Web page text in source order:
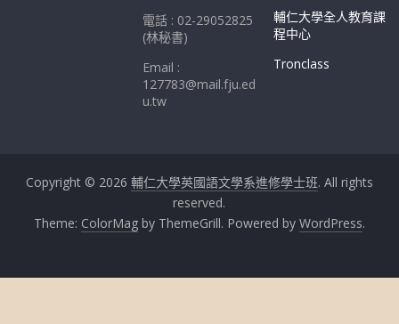
電話 : 02-29052825
(林秘書)
Email :
127783@mail.fju.ed
u.tw
輔仁大學全人教育課
程中心
Tronclass
Copyright © 2026 輔仁大學英國語文學系進修學士班. All rights
reserved.
Theme: ColorMagby ThemeGrill. Powered by WordPress.